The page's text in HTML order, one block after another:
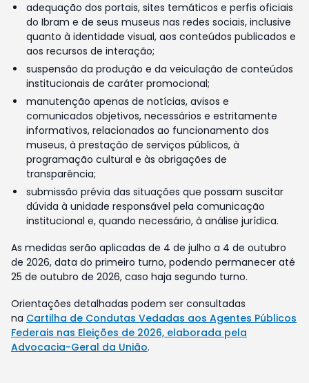
adequação dos portais, sites temáticos e perfis oficiais
do Ibram e de seus museus nas redes sociais, inclusive
quanto à identidade visual, aos conteúdos publicados e
aos recursos de interação;
suspensão da produção e da veiculação de conteúdos
institucionais de caráter promocional;
manutenção apenas de notícias, avisos e
comunicados objetivos, necessários e estritamente
informativos, relacionados ao funcionamento dos
museus, à prestação de serviços públicos, à
programação cultural e às obrigações de
transparência;
submissão prévia das situações que possam suscitar
dúvida à unidade responsável pela comunicação
institucional e, quando necessário, à análise jurídica.
As medidas serão aplicadas de 4 de julho a 4 de outubro
de 2026, data do primeiro turno, podendo permanecer até
25 de outubro de 2026, caso haja segundo turno.
Orientações detalhadas podem ser consultadas
na Cartilha de Condutas Vedadas aos Agentes Públicos
Federais nas Eleições de 2026, elaborada pela
Advocacia-Geral da União.